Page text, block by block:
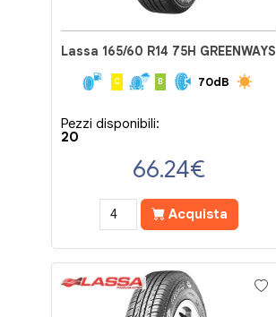
Lassa 165/60 R14 75H GREENWAYS
C B 70dB
Pezzi disponibili:
20
66.24€
Acquista